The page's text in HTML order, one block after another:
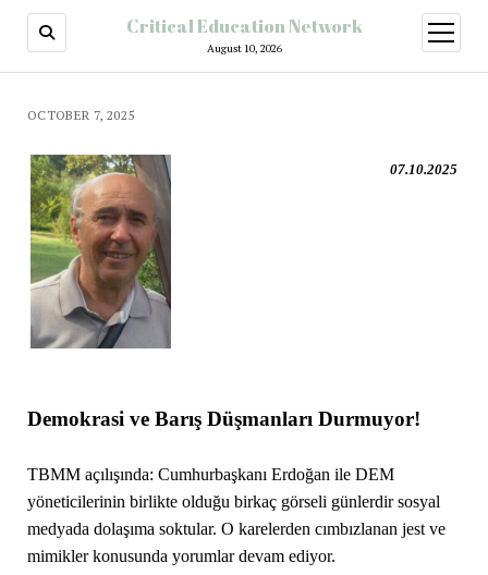
Critical Education Network
August 10, 2026
OCTOBER 7, 2025
07.10.2025
Demokrasi ve Barış Düşmanları Durmuyor!
TBMM açılışında: Cumhurbaşkanı Erdoğan ile DEM
yöneticilerinin birlikte olduğu birkaç görseli günlerdir sosyal
medyada dolaşıma soktular. O karelerden cımbızlanan jest ve
mimikler konusunda yorumlar devam ediyor.